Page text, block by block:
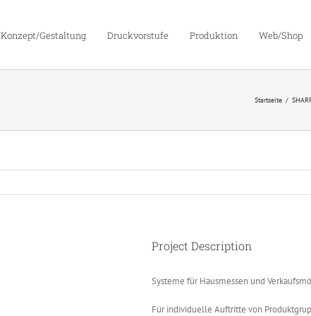
Konzept/Gestaltung Druckvorstufe Produktion Web/Shop
Startseite
Project Description
Systeme für Hausmessen und
Für individuelle Auftritte von